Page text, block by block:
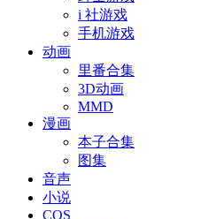
i 社游戏
手机游戏
动画
里番合集
3D动画
MMD
漫画
本子合集
图集
音声
小说
COS